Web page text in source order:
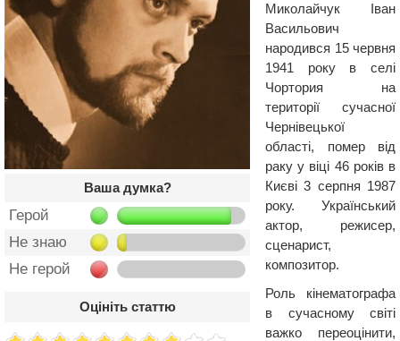
Ваша думка?
Герой
Не знаю
Не герой
Оцініть статтю
Миколайчук Іван
Васильович
народився 15 червня
1941 року в селі
Чортория на
території сучасної
Чернівецької
області, помер від
раку у віці 46 років в
Києві 3 серпня 1987
року. Український
актор, режисер,
сценарист,
композитор.
Роль кінематографа
в сучасному світі
важко переоцінити,